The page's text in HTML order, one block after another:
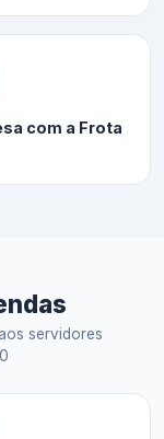
com a Frota
servidores